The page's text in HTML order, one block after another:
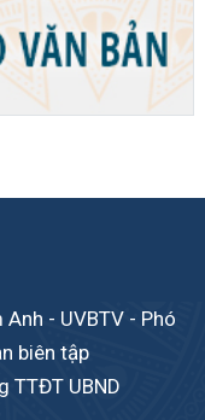
- UVBTV - Phó
biên tập
TTĐT UBND